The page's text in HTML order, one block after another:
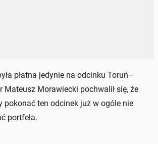
płatna jedynie na odcinku Toruń–
Mateusz Morawiecki pochwalił się, że
pokonać ten odcinek już w ogóle nie
portfela.